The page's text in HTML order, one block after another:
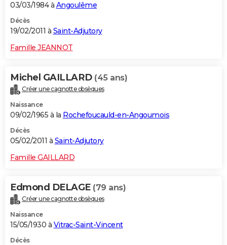
03/03/1984 à Angoulême
Décès
19/02/2011 à Saint-Adjutory
Famille JEANNOT
Michel GAILLARD (45 ans)
Créer une cagnotte obsèques
Naissance
09/02/1965 à la Rochefoucauld-en-Angoumois
Décès
05/02/2011 à Saint-Adjutory
Famille GAILLARD
Edmond DELAGE (79 ans)
Créer une cagnotte obsèques
Naissance
15/05/1930 à Vitrac-Saint-Vincent
Décès